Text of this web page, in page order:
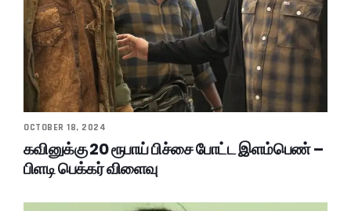
OCTOBER 18, 2024
கவினுக்கு 20 ரூபாய் பிச்சை போட்ட இளம்பெண் –
பிளடி பெக்கர் விளைவு